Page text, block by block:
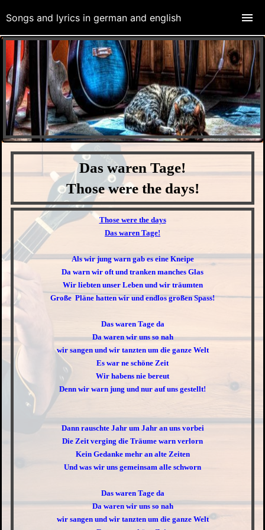
Das waren Tage!
Those were the days!
Those were the days
Das waren Tage!
Als wir jung warn gab es eine Kneipe
Da warn wir oft und tranken manches Glas
Wir liebten unser Leben und wir träumten
Große Pläne hatten wir und endlos großen Spass!
Das waren Tage da
Da waren wir uns so nah
wir sangen und wir tanzten um die ganze Welt
Es war ne schöne Zeit
Wir habens nie bereut
Denn wir warn jung und nur auf uns gestellt!
Dann rauschte Jahr um Jahr an uns vorbei
Die Zeit verging die Träume warn verlorn
Kein Gedanke mehr an alte Zeiten
Und was wir uns gemeinsam alle schworn
Das waren Tage da
Da waren wir uns so nah
wir sangen und wir tanzten um die ganze Welt
Songs and lyrics in german and english